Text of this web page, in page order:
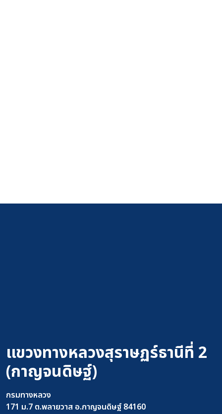
แขวงทางหลวงสุราษฏร์ธานีที่ 2
(กาญจนดิษฐ์)
กรมทางหลวง
171 ม.7 ต.พลายวาส อ.กาญจนดิษฐ์ 84160